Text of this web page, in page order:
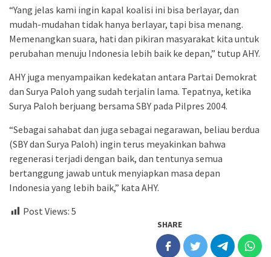
“Yang jelas kami ingin kapal koalisi ini bisa berlayar, dan
mudah-mudahan tidak hanya berlayar, tapi bisa menang.
Memenangkan suara, hati dan pikiran masyarakat kita untuk
perubahan menuju Indonesia lebih baik ke depan,” tutup AHY.
AHY juga menyampaikan kedekatan antara Partai Demokrat
dan Surya Paloh yang sudah terjalin lama. Tepatnya, ketika
Surya Paloh berjuang bersama SBY pada Pilpres 2004.
“Sebagai sahabat dan juga sebagai negarawan, beliau berdua
(SBY dan Surya Paloh) ingin terus meyakinkan bahwa
regenerasi terjadi dengan baik, dan tentunya semua
bertanggung jawab untuk menyiapkan masa depan
Indonesia yang lebih baik,” kata AHY.
Post Views: 5
SHARE